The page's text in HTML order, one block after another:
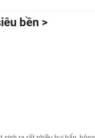
bền >